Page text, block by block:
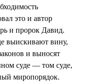
это и автор
и пророк Давид.
выискивают вину,
и выносят
суде — том суде,
миропорядок.